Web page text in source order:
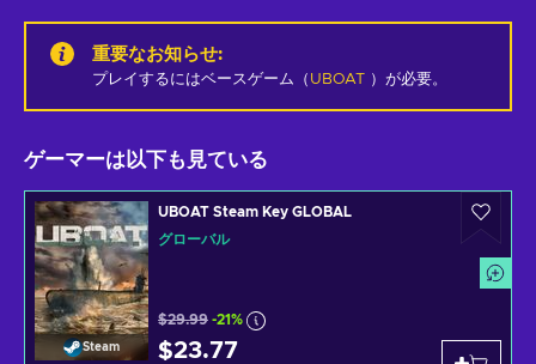
重要なお知らせ:
プレイするにはベースゲーム（ UBOAT ）が必要。
ゲーマーは以下も見ている
Steam
UBOAT Steam Key GLOBAL
グローバル
$29.99 -21%
$23.77